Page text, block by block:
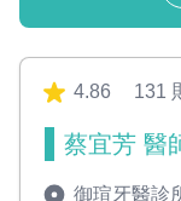
4.86 131
蔡宜芳 醫
御瑄牙醫診